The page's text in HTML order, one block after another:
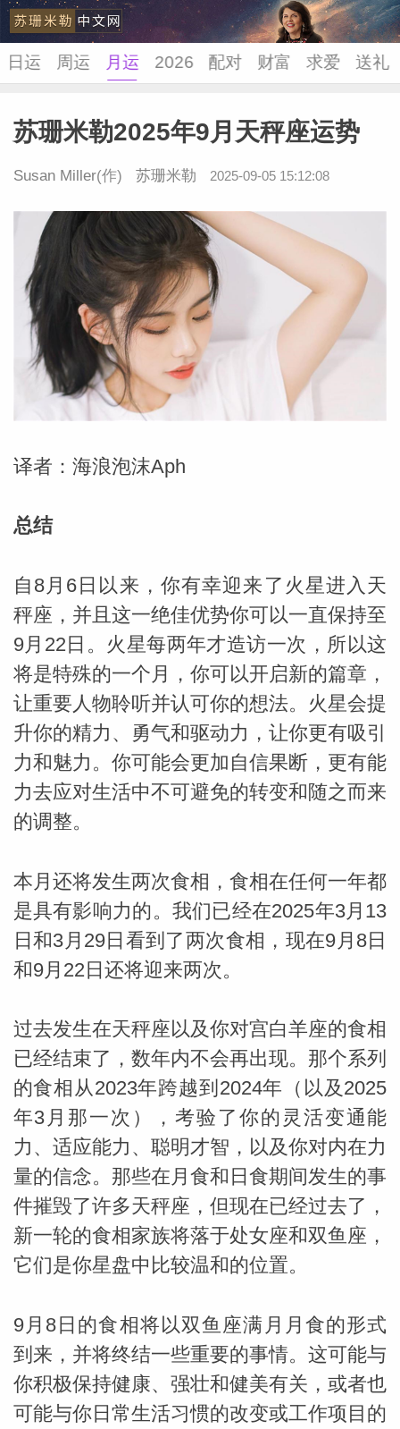
勒中文
网_苏珊
米勒
_susan
日运 周运 月运 2026 配对 财富 求爱 送礼
苏珊米勒2025年9月天秤座运势
Susan Miller(作) 苏珊米勒 2025-09-05 15:12:08
译者：海浪泡沫Aph
总结
自8月6日以来，你有幸迎来了火星进入天
秤座，并且这一绝佳优势你可以一直保持至
9月22日。火星每两年才造访一次，所以这
将是特殊的一个月，你可以开启新的篇章，
让重要人物聆听并认可你的想法。火星会提
升你的精力、勇气和驱动力，让你更有吸引
力和魅力。你可能会更加自信果断，更有能
力去应对生活中不可避免的转变和随之而来
的调整。
本月还将发生两次食相，食相在任何一年都
是具有影响力的。我们已经在2025年3月13
日和3月29日看到了两次食相，现在9月8日
和9月22日还将迎来两次。
过去发生在天秤座以及你对宫白羊座的食相
已经结束了，数年内不会再出现。那个系列
的食相从2023年跨越到2024年（以及2025
年3月那一次），考验了你的灵活变通能
力、适应能力、聪明才智，以及你对内在力
量的信念。那些在月食和日食期间发生的事
件摧毁了许多天秤座，但现在已经过去了，
新一轮的食相家族将落于处女座和双鱼座，
它们是你星盘中比较温和的位置。
9月8日的食相将以双鱼座满月月食的形式
到来，并将终结一些重要的事情。这可能与
你积极保持健康、强壮和健美有关，或者也
可能与你日常生活习惯的改变或工作项目的